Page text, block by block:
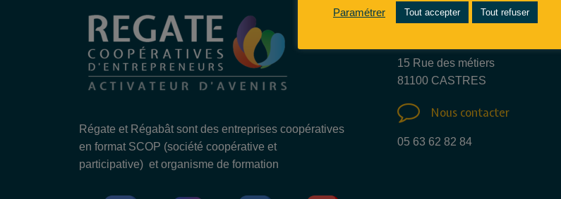
Régate et Régabât sont des entreprises coopératives
en format SCOP (société coopérative et
participative) et organisme de formation
15 Rue des métiers
81100 CASTRES
Nous contacter
05 63 62 82 84
Paramétrer Tout accepter Tout refuser